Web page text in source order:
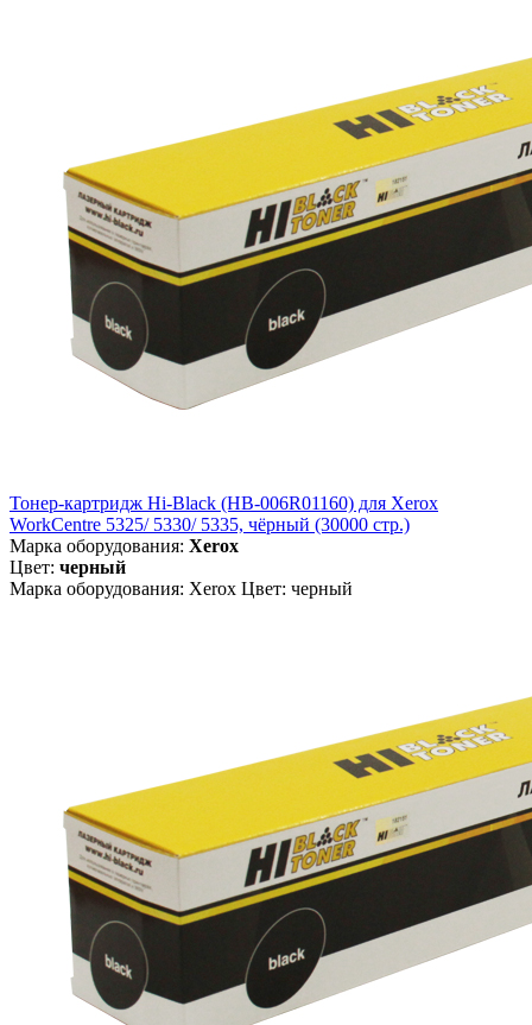
Тонер-картридж Hi-Black (HB-006R01160) для Xerox
WorkCentre 5325/ 5330/ 5335, чёрный (30000 стр.)
Марка оборудования: Xerox
Цвет: черный
Марка оборудования: Xerox Цвет: черный